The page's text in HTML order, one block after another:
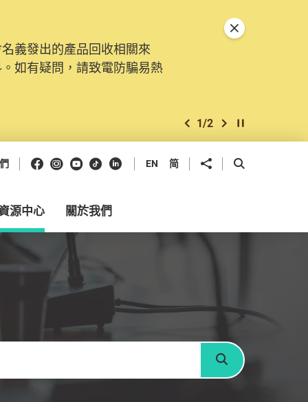
義發出的產品回收相關來
如有疑問，請致電防騙易熱
上一個
1/2 下一個開始/暫停幻燈
關閉特別通告
Facebook
Instagram
Youtube
抖音領英 EN 简 分享到 開啟搜尋框
源中心 關於我們
搜尋